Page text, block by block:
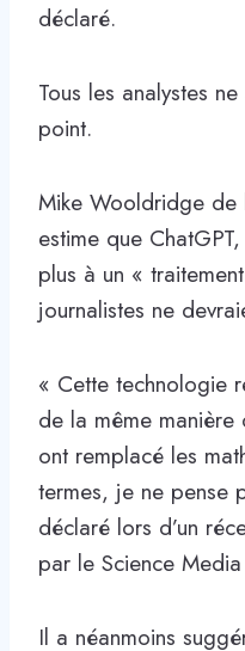
déclaré.
Tous les analystes
point.
Mike Wooldridge de
estime que
plus à un «
journalistes ne
« Cette technologie
de la même
ont remplacé les
termes, je ne pense
déclaré lors d’un
par le Science
Il a néanmoins